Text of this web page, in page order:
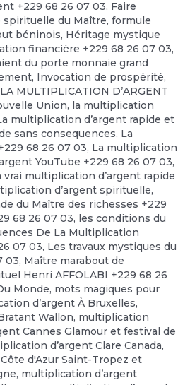
+229 68 26 07 03, Faire
spirituelle du Maître,formule
béninois, Héritage mystique
financière +229 68 26 07 03,
du porte monnaie grand
, Invocation de prospérité,
LA MULTIPLICATION D’ARGENT
Union, la multiplication
multiplication d’argent rapide et
sans consequences, La
68 26 07 03, La multiplication
YouTube +229 68 26 07 03,
vrai multiplication d’argent rapide
d’argent spirituelle,
du Maître des richesses +229
68 26 07 03, les conditions du
De La Multiplication
07 03, Les travaux mystiques du
03, Maître marabout de
Henri AFFOLABI +229 68 26
Monde, mots magiques pour
d’argent À Bruxelles,
Wallon, multiplication
Cannes Glamour et festival de
d’argent Clare Canada,
d'Azur Saint-Tropez et
, multiplication d’argent